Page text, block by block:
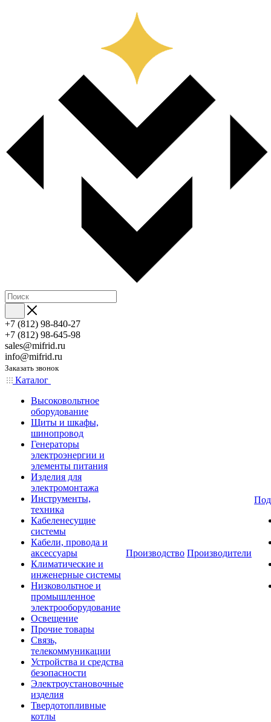
+7 (812) 98-840-27
+7 (812) 98-645-98
sales@mifrid.ru
info@mifrid.ru
Заказать звонок
Каталог
Высоковольтное
оборудование
Щиты и шкафы,
шинопровод
Генераторы
электроэнергии и
элементы питания
Изделия для
электромонтажа
Инструменты,
техника
Кабеленесущие
системы
Кабели, провода и
аксессуары
Климатические и
инженерные системы
Низковольтное и
промышленное
электрооборудование
Освещение
Прочие товары
Связь,
телекоммуникации
Устройства и средства
безопасности
Электроустановочные
изделия
Твердотопливные
котлы
Производство Производители